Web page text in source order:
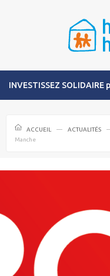
INVESTISSEZ
ACCUEIL ACTUALITÉS
Manche